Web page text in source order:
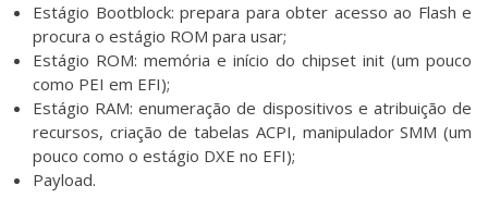
Estágio Bootblock: prepara para obter acesso ao Flash e
procura o estágio ROM para usar;
Estágio ROM: memória e início do chipset init (um pouco
como PEI em EFI);
Estágio RAM: enumeração de dispositivos e atribuição de
recursos, criação de tabelas ACPI, manipulador SMM (um
pouco como o estágio DXE no EFI);
Payload.